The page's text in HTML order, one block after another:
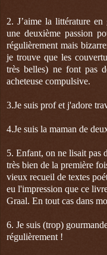
2. J’aime la littérature
une deuxième passion
régulièrement mais
je trouve que les
très belles) ne font pas
acheteuse compulsive.
3.Je suis prof et j'adore
4.Je suis la maman de
5. Enfant, on ne lisait pas
très bien de la première
vieux recueil de textes
eu l'impression que ce
Graal. En tout cas dans
6. Je suis (trop)
régulièrement !